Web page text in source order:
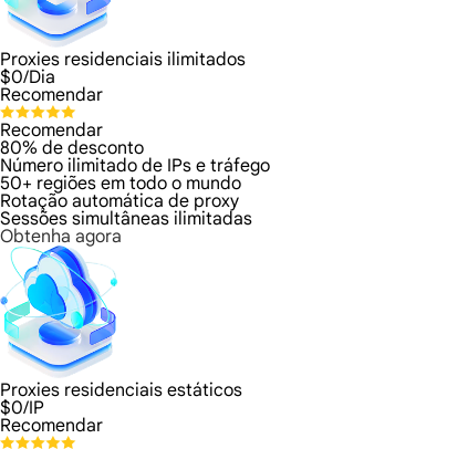
Proxies residenciais ilimitados
$0/Dia
Recomendar
Recomendar
80% de desconto
Número ilimitado de IPs e tráfego
50+ regiões em todo o mundo
Rotação automática de proxy
Sessões simultâneas ilimitadas
Obtenha agora
Proxies residenciais estáticos
$0/IP
Recomendar